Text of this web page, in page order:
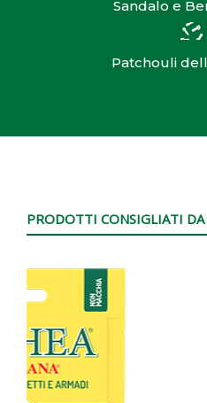
Sandalo e
Patchouli
PRODOTTI CONSIGLIATI